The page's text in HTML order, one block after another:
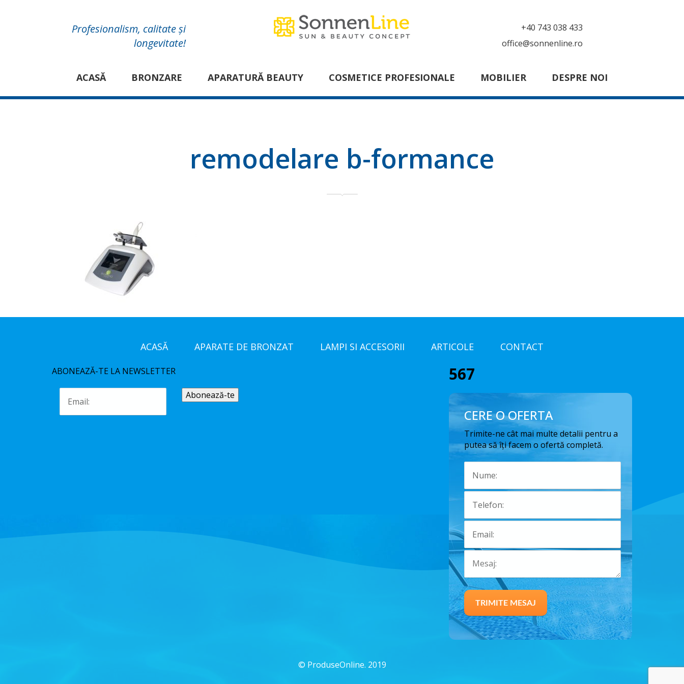
Profesionalism, calitate și
longevitate!
+40 743 038 433
office@sonnenline.ro
ACASĂ BRONZARE APARATURĂ BEAUTY COSMETICE PROFESIONALE MOBILIER DESPRE NOI
remodelare b-formance
ACASĂ APARATE DE BRONZAT LAMPI SI ACCESORII ARTICOLE CONTACT
ABONEAZĂ-TE LA NEWSLETTER 567
CERE O OFERTA
Trimite-ne cât mai multe detalii pentru a
putea să îți facem o ofertă completă.
© ProduseOnline. 2019